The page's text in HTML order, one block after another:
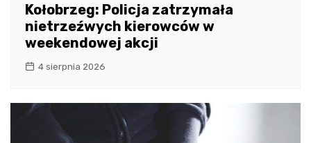
Kołobrzeg: Policja zatrzymała
nietrzeźwych kierowców w
weekendowej akcji
4 sierpnia 2026